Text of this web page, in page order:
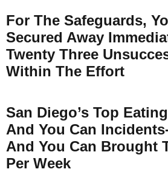
For The Safeguards,
Secured Away
Twenty Three
Within The Effort
San Diego’s Top
And You Can
And You Can Brought
Per Week